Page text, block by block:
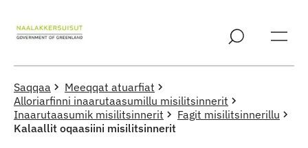
Saqqaa
Meeqqat atuarfiat
Alloriarfinni inaarutaasumillu misilitsinnerit
Inaarutaasumik misilitsinnerit
Fagit misilitsinnerillu
Kalaallit oqaasiini misilitsinnerit